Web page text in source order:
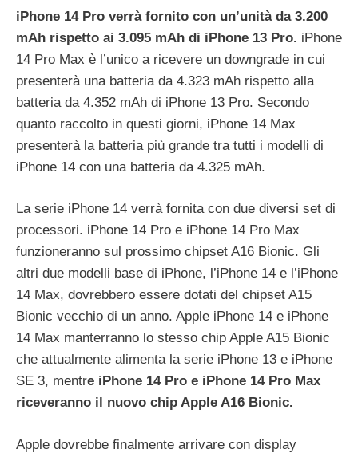
iPhone 14 Pro verrà fornito con un’unità da 3.200
mAh rispetto ai 3.095 mAh di iPhone 13 Pro. iPhone
14 Pro Max è l’unico a ricevere un downgrade in cui
presenterà una batteria da 4.323 mAh rispetto alla
batteria da 4.352 mAh di iPhone 13 Pro. Secondo
quanto raccolto in questi giorni, iPhone 14 Max
presenterà la batteria più grande tra tutti i modelli di
iPhone 14 con una batteria da 4.325 mAh.
La serie iPhone 14 verrà fornita con due diversi set di
processori. iPhone 14 Pro e iPhone 14 Pro Max
funzioneranno sul prossimo chipset A16 Bionic. Gli
altri due modelli base di iPhone, l’iPhone 14 e l’iPhone
14 Max, dovrebbero essere dotati del chipset A15
Bionic vecchio di un anno. Apple iPhone 14 e iPhone
14 Max manterranno lo stesso chip Apple A15 Bionic
che attualmente alimenta la serie iPhone 13 e iPhone
SE 3, mentre iPhone 14 Pro e iPhone 14 Pro Max
riceveranno il nuovo chip Apple A16 Bionic.
Apple dovrebbe finalmente arrivare con display